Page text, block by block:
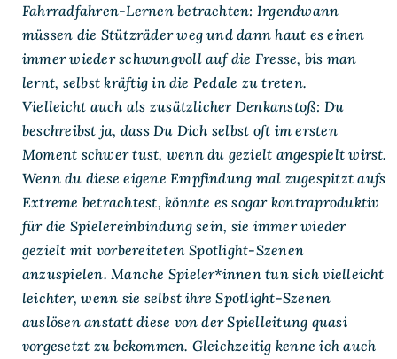
Fahrradfahren-Lernen betrachten: Irgendwann
müssen die Stützräder weg und dann haut es einen
immer wieder schwungvoll auf die Fresse, bis man
lernt, selbst kräftig in die Pedale zu treten.
Vielleicht auch als zusätzlicher Denkanstoß: Du
beschreibst ja, dass Du Dich selbst oft im ersten
Moment schwer tust, wenn du gezielt angespielt wirst.
Wenn du diese eigene Empfindung mal zugespitzt aufs
Extreme betrachtest, könnte es sogar kontraproduktiv
für die Spielereinbindung sein, sie immer wieder
gezielt mit vorbereiteten Spotlight-Szenen
anzuspielen. Manche Spieler*innen tun sich vielleicht
leichter, wenn sie selbst ihre Spotlight-Szenen
auslösen anstatt diese von der Spielleitung quasi
vorgesetzt zu bekommen. Gleichzeitig kenne ich auch